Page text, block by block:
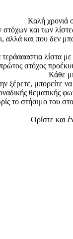
Καλή χρονιά
στόχων και των
και που δεν
τεράαααστια
στόχος
Κάθε
ξέρετε, μπορείτε
θεματικής
το στήσιμο του
Ορίστε και